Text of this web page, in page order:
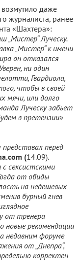
даже
журналиста, ранее
«Шахтера»:
„Мистер“ Луческу.
„Мистер“ к имени
он отказался
ни один
Гвардиола,
чтобы в своей
мячи, или долго
Луческу забьет
в претензии»
перед
(14.09).
с сексистскими
от обиды
на недешевых
бурный гнев
от тренера
новые рекомендации
недавним форуме
от „Днепра“,
корректен